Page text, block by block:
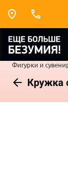
Фигурки и
Кружка